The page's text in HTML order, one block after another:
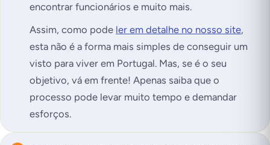
encontrar funcionários e muito mais.
Assim, como pode ler em detalhe no nosso site,
esta não é a forma mais simples de conseguir um
visto para viver em Portugal. Mas, se é o seu
objetivo, vá em frente! Apenas saiba que o
processo pode levar muito tempo e demandar
esforços.